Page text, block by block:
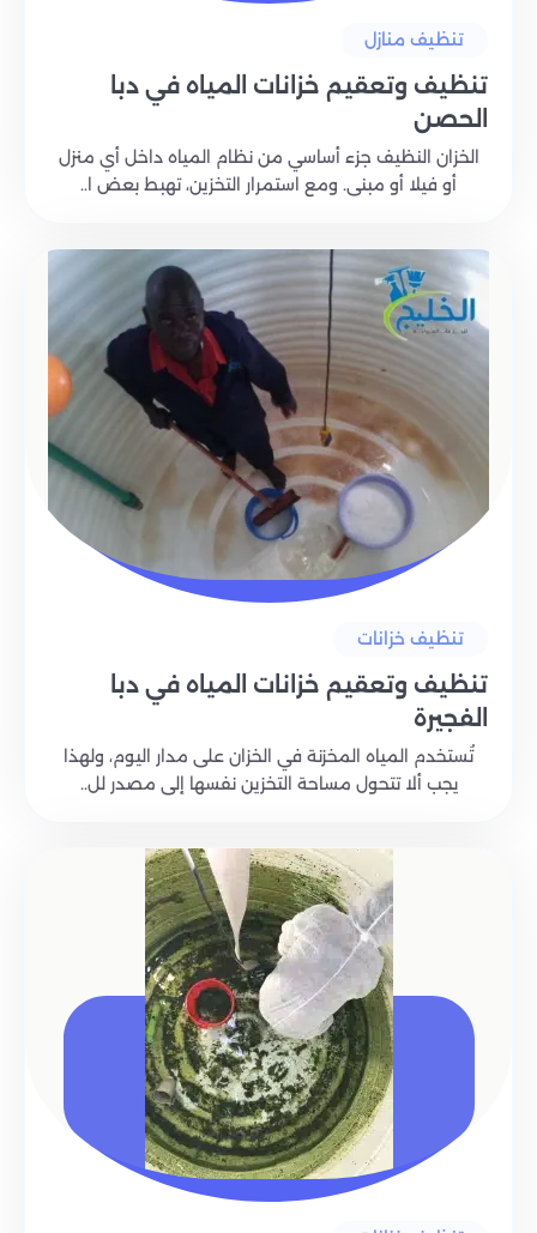
تنظيف منازل
تنظيف وتعقيم خزانات المياه في دبا
الحصن
الخزان النظيف جزء أساسي من نظام المياه داخل أي منزل
أو فيلا أو مبنى. ومع استمرار التخزين، تهبط بعض ا..
تنظيف خزانات
تنظيف وتعقيم خزانات المياه في دبا
الفجيرة
تُستخدم المياه المخزنة في الخزان على مدار اليوم، ولهذا
يجب ألا تتحول مساحة التخزين نفسها إلى مصدر لل..